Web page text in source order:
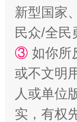
“蜀中异人
新型国家
民众/全民
③ 如你所
或不文明
人或单位
实，有权